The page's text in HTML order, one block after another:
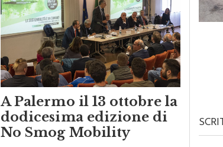
A Palermo il 13 ottobre la
dodicesima edizione di
No Smog Mobility